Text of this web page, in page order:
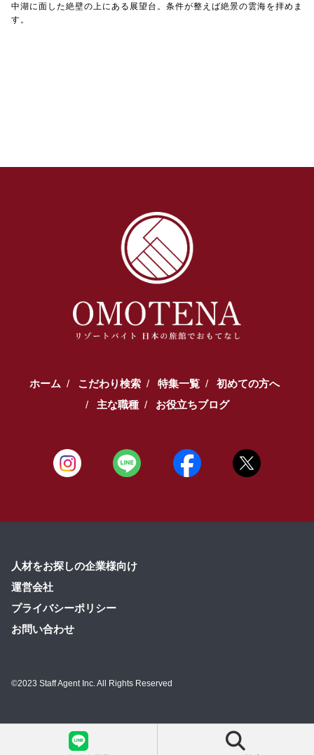
中湖に面した絶壁の上にある展望台。条件が整えば絶景の雲海を拝めま
す。
ホーム こだわり検索 特集一覧
初めての方へ
主な職種
お役立ちブログ
人材をお探しの企業様向け
運営会社
プライバシーポリシー
お問い合わせ
©2023 Staff Agent Inc. All Rights Reserved